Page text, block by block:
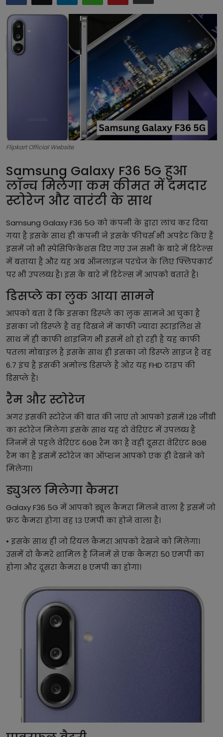
टेक्नोलॉजी
लाइफस्टाइल
Flipkart Official Website
Samsung Galaxy F36 5G हुआ
लॉन्च मिलेगा कम कीमत में दमदार
स्टोरेज और वारंटी के साथ
Samsung Galaxy F36 5G को कंपनी के द्वारा लांच कर दिया
गया है इसके साथ ही कंपनी ने इसके फीचर्स भी अपडेट किए हैं
इसमें जो भी स्पेसिफिकेशंस दिए गए उन सभी के बारे में डिटेल्स
में बताया है और यह अब ऑनलाइन परचेज के लिए फ्लिपकार्ट
पर भी उपलब्ध है। इस के बारे में डिटेल्स में आपको बताते है।
डिसप्ले का लुक आया सामने
आपको बता दें कि इसका डिस्प्ले का लुक सामने आ चुका है
इसका जो डिस्प्ले है वह दिखने में काफी ज्यादा स्टाइलिश से
साथ में ही काफी शाइनिंग भी इसमें शो हो रही है यह काफी
पतला मोबाइल है इसके साथ ही इसका जो डिस्प्ले साइज है वह
6.7 इंच है इसकी अमोल्ड डिसप्ले है ओर यह FHD टाइप की
डिसप्ले है।
रैम और स्टोरेज
अगर इसकी स्टोरेज की बात की जाए तो आपको इसमें 128 जीबी
का स्टोरेज मिलेगा इसके साथ यह दो वेरिएंट में उपलब्ध है
जिनमें से पहले वेरिएंट 6GB रैम का है वही दूसरा वेरिएंट 8GB
रैम का है इसमें स्टोरेज का ऑप्शन आपको एक ही देखने को
मिलेगा।
ड्युअल मिलेगा कैमरा
Galaxy F36 5G में आपको ड्यूल कैमरा मिलने वाला है इसमें जो
फ्रंट कैमरा होगा वह 13 एमपी का होने वाला है।
• इसके साथ ही जो रियल कैमरा आपको देखने को मिलेगा।
उसमें दो कैमरे शामिल हैं जिनमें से एक कैमरा 50 एमपी का
होगा और दूसरा कैमरा 8 एमपी का होगा।